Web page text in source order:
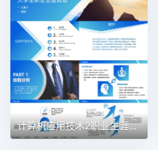
计算机应用技术2职业生涯规划PPT模板